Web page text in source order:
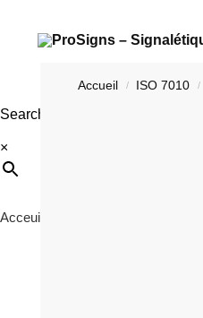
Search
×
Acceuil
Accueil / ISO 7010 /